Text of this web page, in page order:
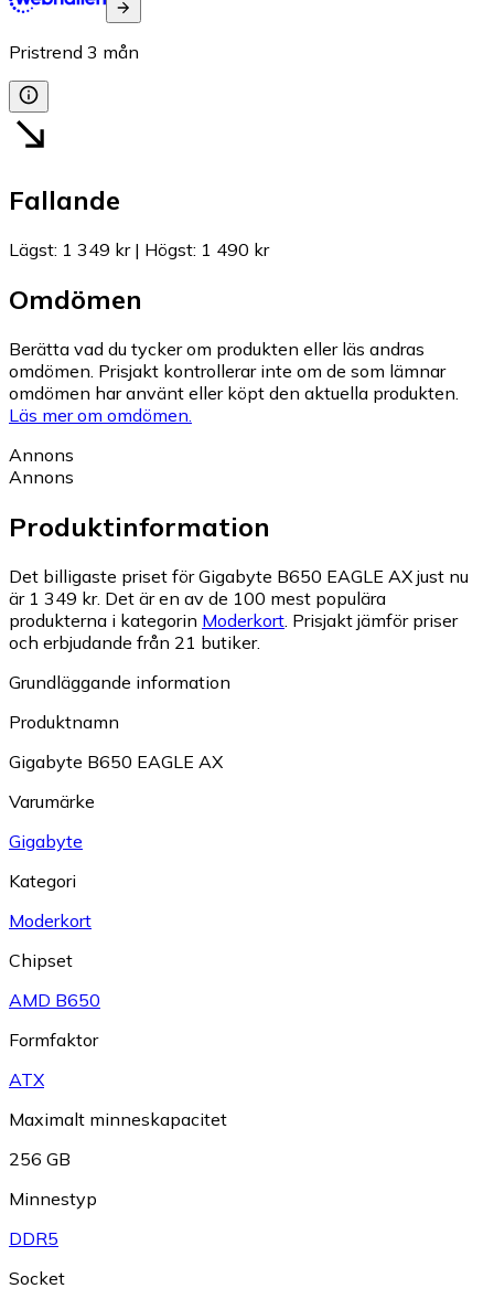
Pristrend 3 mån
Fallande
Lägst: 1 349 kr| Högst: 1 490 kr
Omdömen
Berätta vad du tycker om produkten eller läs andras
omdömen. Prisjakt kontrollerar inte om de som lämnar
omdömen har använt eller köpt den aktuella produkten.
Läs mer om omdömen.
Annons
Annons
Produktinformation
Det billigaste priset för Gigabyte B650 EAGLE AX just nu
är 1 349 kr. Det är en av de 100 mest populära
produkterna i kategorin Moderkort Prisjakt jämför priser
och erbjudande från 21 butiker.
Grundläggande information
Produktnamn
Gigabyte B650 EAGLE AX
Varumärke
Gigabyte
Kategori
Moderkort
Chipset
AMD B650
Formfaktor
ATX
Maximalt minneskapacitet
256 GB
Minnestyp
DDR5
Socket